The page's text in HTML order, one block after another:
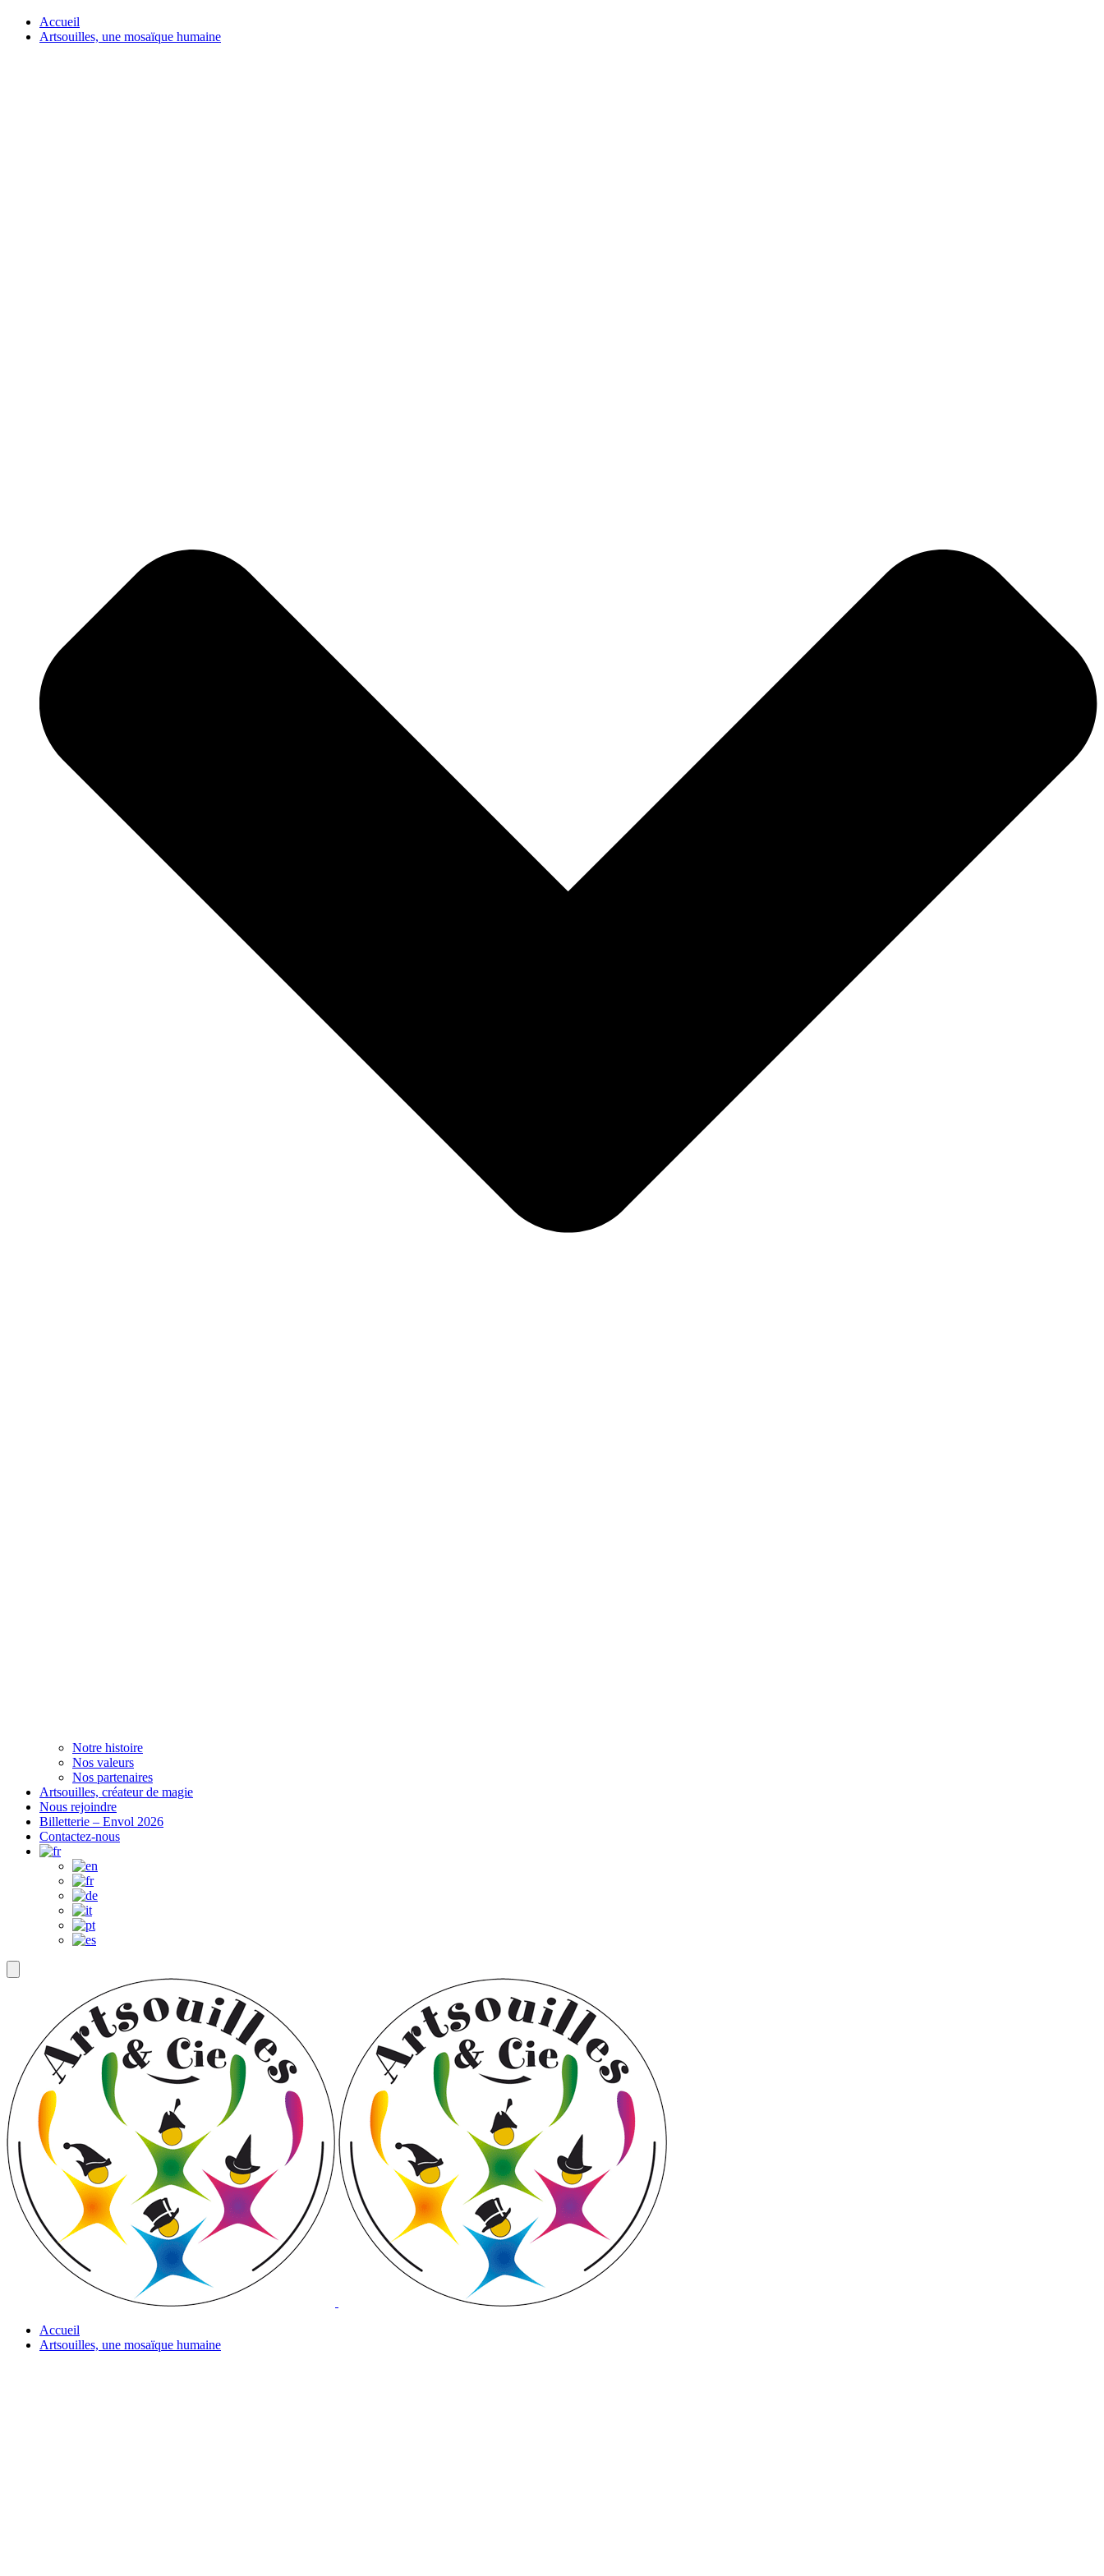
Accueil
Artsouilles, une mosaïque humaine
Notre histoire
Nos valeurs
Nos partenaires
Artsouilles, créateur de magie
Nous rejoindre
Billetterie – Envol 2026
Contactez-nous
Accueil
Artsouilles, une mosaïque humaine